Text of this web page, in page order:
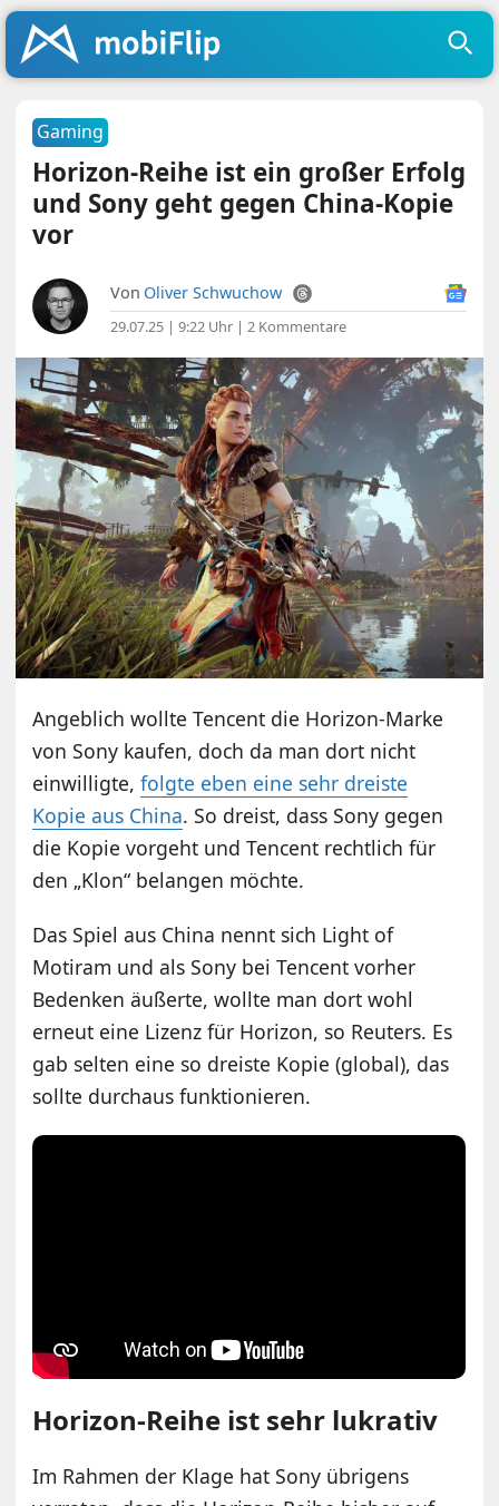
Gaming
Horizon-Reihe ist ein großer Erfolg
und Sony geht gegen China-Kopie
vor
Von Oliver Schwuchow
29.07.25 | 9:22 Uhr |2 Kommentare
Angeblich wollte Tencent die Horizon-Marke
von Sony kaufen, doch da man dort nicht
einwilligte,folgte eben eine sehr dreiste
Kopie aus China. So dreist, dass Sony gegen
die Kopie vorgeht und Tencent rechtlich für
den „Klon“ belangen möchte.
Das Spiel aus China nennt sich Light of
Motiram und als Sony bei Tencent vorher
Bedenken äußerte, wollte man dort wohl
erneut eine Lizenz für Horizon, so Reuters. Es
gab selten eine so dreiste Kopie (global), das
sollte durchaus funktionieren.
Horizon-Reihe ist sehr lukrativ
Im Rahmen der Klage hat Sony übrigens